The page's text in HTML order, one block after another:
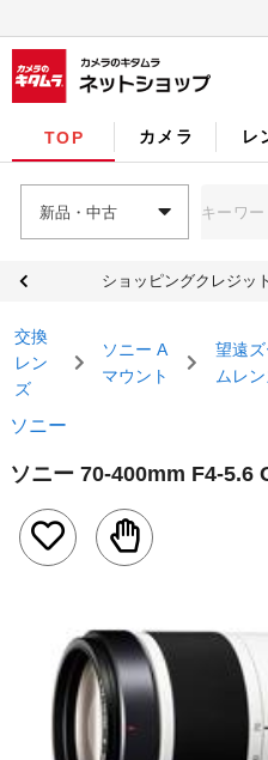
TOP カメラ レ
新品・中古
ショッピングクレジッ
交換
レン
ズ
ソニー A
マウント
望遠ズ
ムレ
ソニー
ソニー 70-400mm F4-5.6